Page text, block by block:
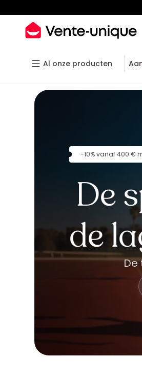
Al onze producten
-10% vanaf 400 €
De
de
De